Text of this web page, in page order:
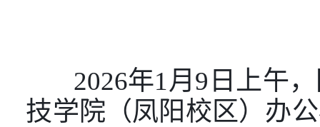
2026年1月 9 日上午，
技学院（凤阳校区）办